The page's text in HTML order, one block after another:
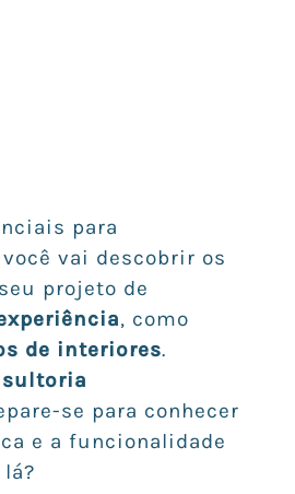
para
vai descobrir os
projeto de
, como
de interiores.
se para conhecer
e a funcionalidade